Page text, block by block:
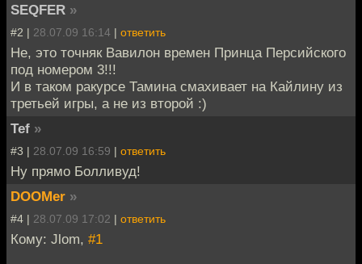
SEQFER »
#2 | 28.07.09 16:14 | ответить
Не, это точняк Вавилон времен Принца Персийского
под номером 3!!!
И в таком ракурсе Тамина смахивает на Кайлину из
третьей игры, а не из второй :)
Tef »
#3 | 28.07.09 16:59 | ответить
Ну прямо Болливуд!
DOOMer »
#4 | 28.07.09 17:02 | ответить
Кому: Jlom, #1